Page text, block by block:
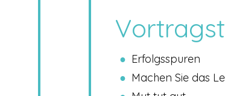
Erfolgsspuren
Machen Sie das